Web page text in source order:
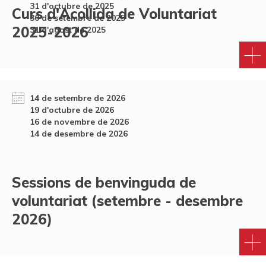
31 d'octubre de 2025
30 de setembre de 2025
31 d'agost de 2025
Curs d'Acollida de Voluntariat
2025-2026
14 de setembre de 2026
19 d'octubre de 2026
16 de novembre de 2026
14 de desembre de 2026
Sessions de benvinguda de
voluntariat (setembre - desembre
2026)